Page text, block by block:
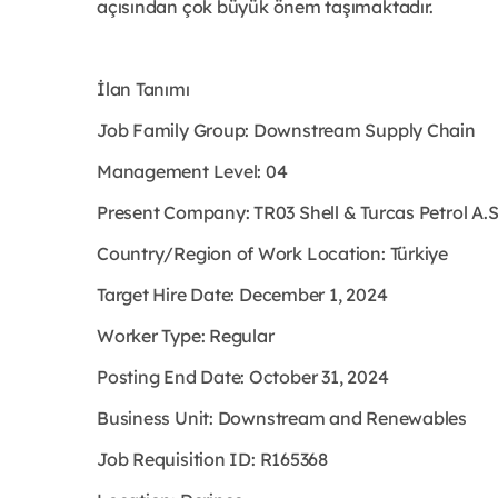
açısından çok büyük önem taşımaktadır.
İlan Tanımı
Job Family Group: Downstream Supply Chain
Management Level: 04
Present Company: TR03 Shell & Turcas Petrol A.S
Country/Region of Work Location: Türkiye
Target Hire Date: December 1, 2024
Worker Type: Regular
Posting End Date: October 31, 2024
Business Unit: Downstream and Renewables
Job Requisition ID: R165368